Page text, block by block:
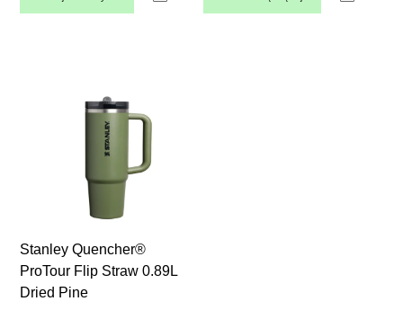
Stanley Quencher®
ProTour Flip Straw 0.89L
Dried Pine